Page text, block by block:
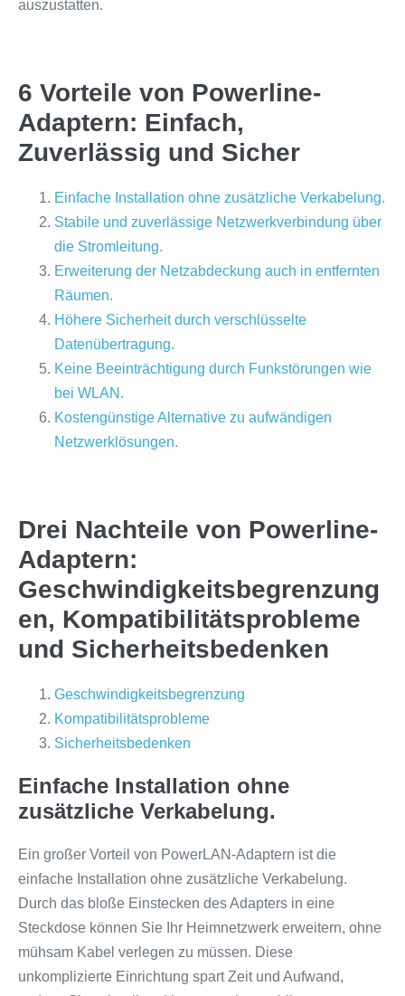
auszustatten.
6 Vorteile von Powerline-
Adaptern: Einfach,
Zuverlässig und Sicher
Einfache Installation ohne zusätzliche Verkabelung.
Stabile und zuverlässige Netzwerkverbindung über
die Stromleitung.
Erweiterung der Netzabdeckung auch in entfernten
Räumen.
Höhere Sicherheit durch verschlüsselte
Datenübertragung.
Keine Beeinträchtigung durch Funkstörungen wie
bei WLAN.
Kostengünstige Alternative zu aufwändigen
Netzwerklösungen.
Drei Nachteile von Powerline-
Adaptern:
Geschwindigkeitsbegrenzung
en, Kompatibilitätsprobleme
und Sicherheitsbedenken
Geschwindigkeitsbegrenzung
Kompatibilitätsprobleme
Sicherheitsbedenken
Einfache Installation ohne
zusätzliche Verkabelung.
Ein großer Vorteil von PowerLAN-Adaptern ist die
einfache Installation ohne zusätzliche Verkabelung.
Durch das bloße Einstecken des Adapters in eine
Steckdose können Sie Ihr Heimnetzwerk erweitern, ohne
mühsam Kabel verlegen zu müssen. Diese
unkomplizierte Einrichtung spart Zeit und Aufwand,